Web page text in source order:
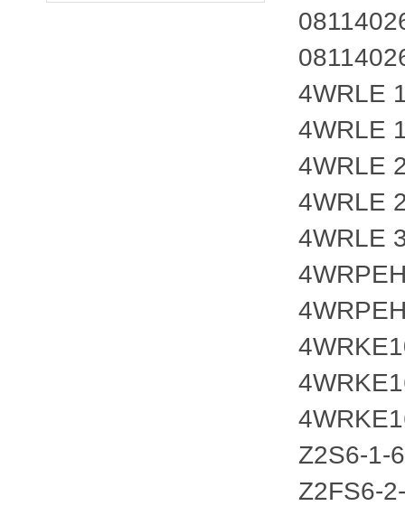
4WRLE
4WRLE
4WRLE
4WRLE
4WRLE
Z2S6-1-
Z2FS6-